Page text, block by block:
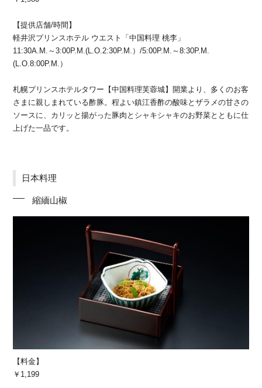
【提供店舗/時間】
軽井沢プリンスホテル ウエスト「中国料理 桃李」
11:30A.M.～3:00P.M.(L.O.2:30P.M.）/5:00P.M.～8:30P.M.
(L.O.8:00P.M.）
札幌プリンスホテルタワー【中国料理芙蓉城】開業より、多くのお客
さまに親しまれている酢豚。程よい鎮江香酢の酸味とザラメの甘さの
ソースに、カリッと揚がった豚肉とシャキシャキのお野菜とともに仕
上げた一品です。
日本料理
縮緬山椒
【料金】
￥1,199